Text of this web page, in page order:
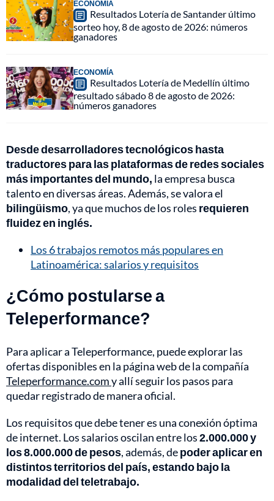
ECONOMÍA
Resultados Lotería de Santander último
sorteo hoy, 8 de agosto de 2026: números
ganadores
ECONOMÍA
Resultados Lotería de Medellín último
resultado sábado 8 de agosto de 2026:
números ganadores
Desde desarrolladores tecnológicos hasta
traductores para las plataformas de redes sociales
más importantes del mundo, la empresa busca
talento en diversas áreas. Además, se valora el
bilingüismo, ya que muchos de los roles requieren
fluidez en inglés.
Los 6 trabajos remotos más populares en
Latinoamérica: salarios y requisitos
¿Cómo postularse a
Teleperformance?
Para aplicar a Teleperformance, puede explorar las
ofertas disponibles en la página web de la compañía
Teleperformance.comy allí seguir los pasos para
quedar registrado de manera oficial.
Los requisitos que debe tener es una conexión óptima
de internet. Los salarios oscilan entre los2.000.000 y
los 8.000.000 de pesos, además, depoder aplicar en
distintos territorios del país, estando bajo la
modalidad del teletrabajo.